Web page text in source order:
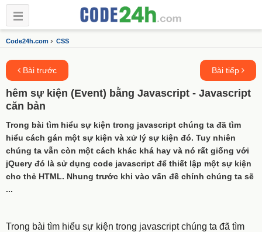
Code24h.com › CSS
Bài trước Bài tiếp
hêm sự kiện (Event) bằng Javascript - Javascript
căn bản
Trong bài tìm hiểu sự kiện trong javascript chúng ta đã tìm
hiểu cách gán một sự kiện và xử lý sự kiện đó. Tuy nhiên
chúng ta vẫn còn một cách khác khá hay và nó rất giống với
jQuery đó là sử dụng code javascript để thiết lập một sự kiện
cho thẻ HTML. Nhung trước khi vào vấn đề chính chúng ta sẽ
...
Trong bài tìm hiểu sự kiện trong javascript chúng ta đã tìm